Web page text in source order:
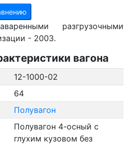
разгрузочными
- 2003.
вагона
12-1000-02
64
Полувагон
Полувагон 4-осный с
глухим кузовом без